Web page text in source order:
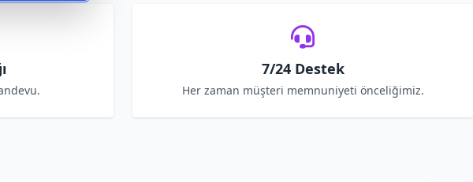
7/24 Destek
Her zaman müşteri memnuniyeti önceliğimiz.